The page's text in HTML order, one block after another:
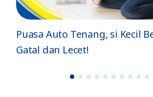
Auto Tenang, si Kecil Bebas
dan Lecet!
1 2 3 4 5 6 7 8 9 1